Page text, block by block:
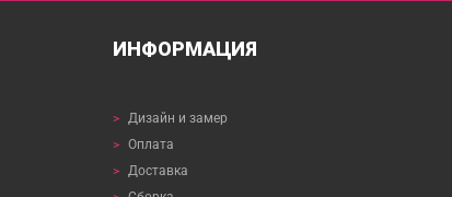
ИНФОРМАЦИЯ
> Дизайн и замер
> Оплата
> Доставка